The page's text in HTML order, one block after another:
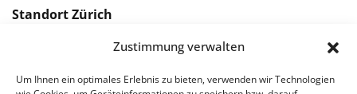
Zustimmung verwalten
Um Ihnen ein optimales Erlebnis zu bieten, verwenden wir Technologien
Standort Zürich
Tel.: 043 288 38 88